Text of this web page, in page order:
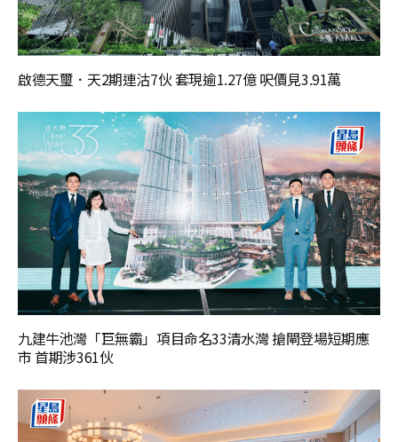
啟德天璽．天2期連沽7伙 套現逾1.27億 呎價見3.91萬
九建牛池灣「巨無霸」項目命名33清水灣 搶閘登場短期應
市 首期涉361伙